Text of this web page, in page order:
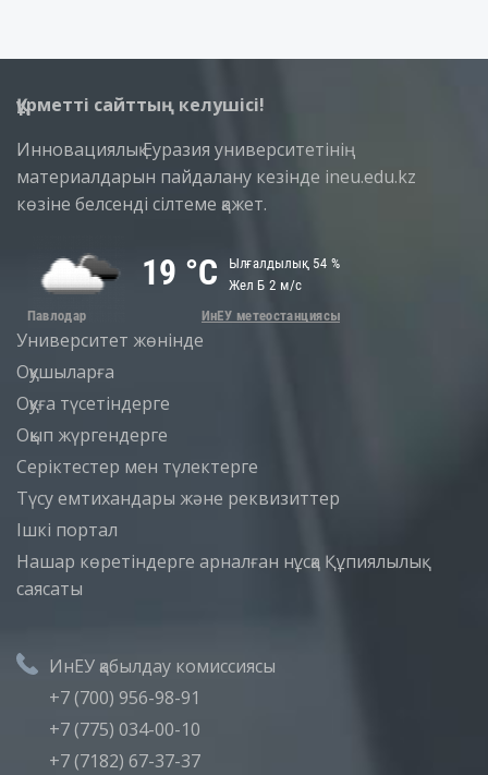
Құрметті сайттың келушісі!
Инновациялық Еуразия университетінің
материалдарын пайдалану кезінде ineu.edu.kz
көзіне белсенді сілтеме қажет.
Университет жөнінде
Оқушыларға
Оқуға түсетіндерге
Оқып жүргендерге
Серіктестер мен түлектерге
Түсу емтихандары және реквизиттер
Iшкi портал
Нашар көретіндерге арналған нұсқа Құпиялылық
саясаты
ИнЕУ қабылдау комиссиясы
+7 (700) 956-98-91
+7 (775) 034-00-10
+7 (7182) 67-37-37